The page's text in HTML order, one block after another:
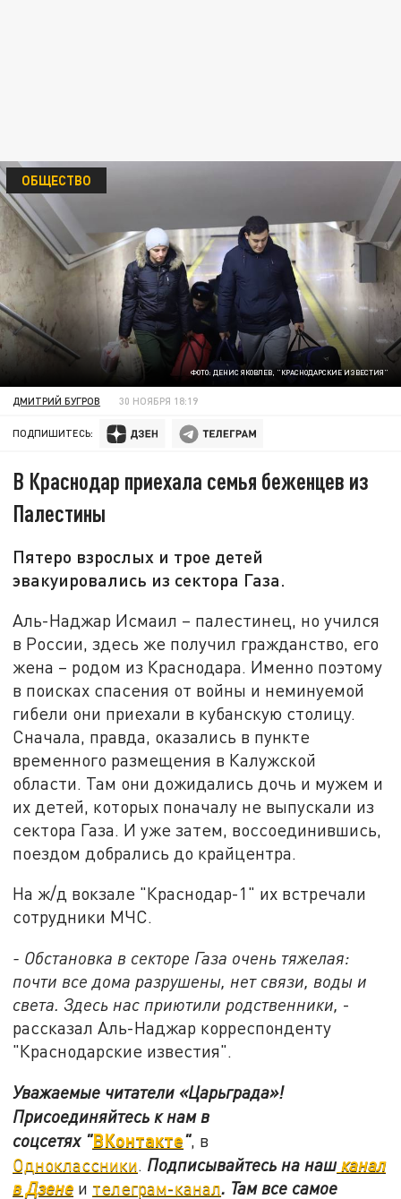
ФОТО: ДЕНИС ЯКОВЛЕВ, "КРАСНОДАРСКИЕ ИЗВЕСТИЯ"
ОБЩЕСТВО
ДМИТРИЙ БУГРОВ 30 НОЯБРЯ 18:19
ПОДПИШИТЕСЬ:
В Краснодар приехала семья беженцев из
Палестины
Пятеро взрослых и трое детей
эвакуировались из сектора Газа.
Аль-Наджар Исмаил – палестинец, но учился
в России, здесь же получил гражданство, его
жена – родом из Краснодара. Именно поэтому
в поисках спасения от войны и неминуемой
гибели они приехали в кубанскую столицу.
Сначала, правда, оказались в пункте
временного размещения в Калужской
области. Там они дожидались дочь и мужем и
их детей, которых поначалу не выпускали из
сектора Газа. И уже затем, воссоединившись,
поездом добрались до крайцентра.
На ж/д вокзале "Краснодар-1" их встречали
сотрудники МЧС.
- Обстановка в секторе Газа очень тяжелая:
почти все дома разрушены, нет связи, воды и
света. Здесь нас приютили родственники, -
рассказал Аль-Наджар корреспонденту
"Краснодарские известия".
Уважаемые читатели «Царьграда»!
Присоединяйтесь к нам в
соцсетях "ВКонтакте", в
Одноклассники. Подписывайтесь на нашканал
в Дзене и телеграм-канал. Там все самое